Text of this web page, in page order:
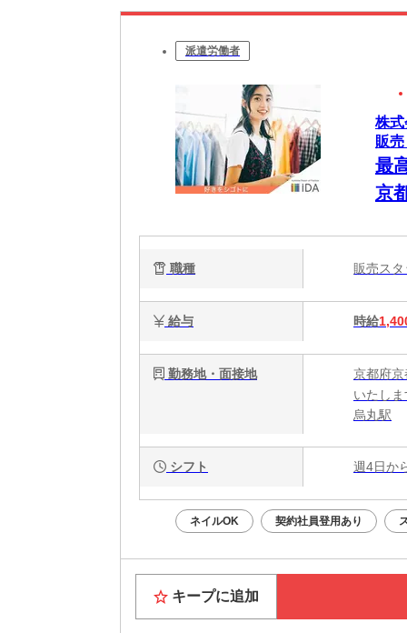
派遣労働者
株
販
最
京
職種 販売ス
給与 時給
勤務地・面接地
京都府
いたしま
烏丸駅
シフト 週4日か
ネイルOK 契約社員登用あり
キープに追加